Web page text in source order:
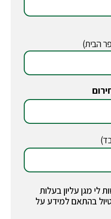
הבית)
לי מגן עליון בעלות